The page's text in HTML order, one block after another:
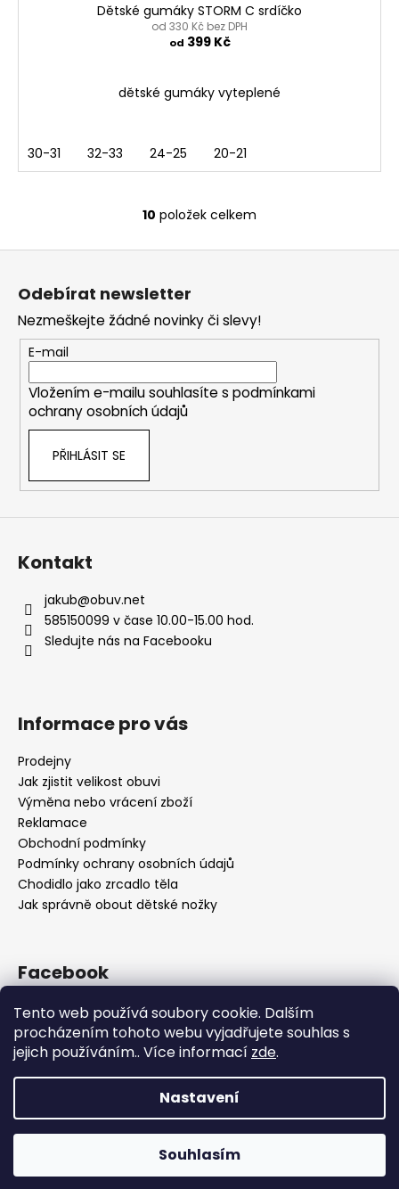
Tento web používá soubory cookie. Dalším
procházením tohoto webu vyjadřujete souhlas s
jejich používáním.. Více informací zde.
Nastavení
Souhlasím
Dětské gumáky STORM C srdíčko
od 330 Kč bez DPH
od 399 Kč
dětské gumáky vyteplené
30-31 32-33 24-25 20-21
O
v
a
c
í
p
r
ý
p
10 položek celkem
Z
Odebírat newsletter
Nezmeškejte žádné novinky či slevy!
E-mail
Vložením e-mailu souhlasíte s podmínkami
ochrany osobních údajů
PŘIHLÁSIT SE
Kontakt
jakub@obuv.net
585150099 v čase 10.00-15.00 hod.
Sledujte nás na Facebooku
Informace pro vás
Prodejny
Jak zjistit velikost obuvi
Výměna nebo vrácení zboží
Reklamace
Obchodní podmínky
Podmínky ochrany osobních údajů
Chodidlo jako zrcadlo těla
Jak správně obout dětské nožky
Facebook
Vytvořil Shoptet
OBUV.NET. Všechna práva vyhrazena.